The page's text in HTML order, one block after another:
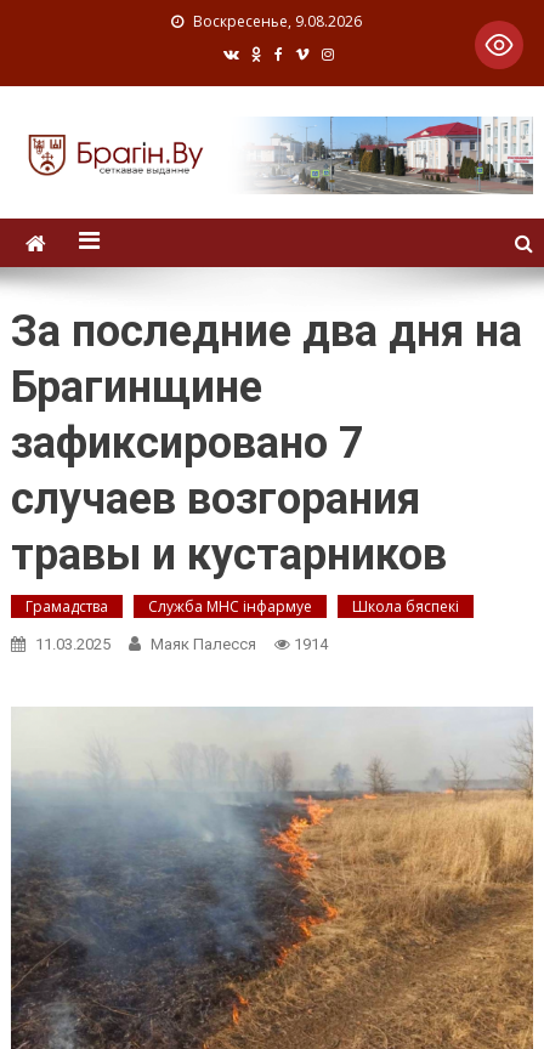
Воскресенье, 9.08.2026
За последние два дня на
Брагинщине
зафиксировано 7
случаев возгорания
травы и кустарников
Грамадства Служба МНС інфармуе Школа бяспекі
11.03.2025 Маяк Палесся 1914